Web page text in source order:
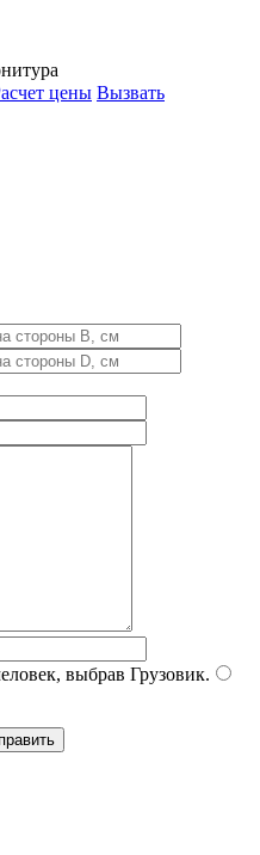
цены Вызвать
выбрав Грузовик.